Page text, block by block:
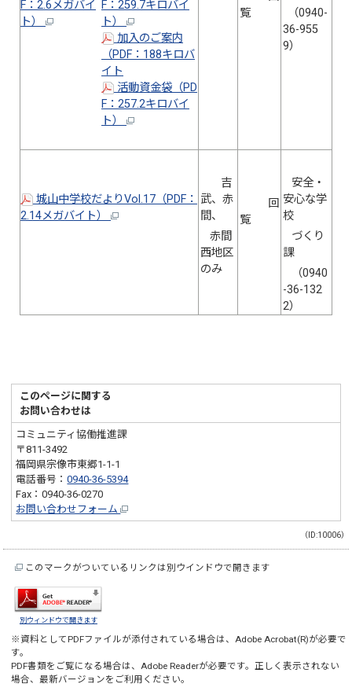
F：2.6メガバイ
ト）
F：259.7キロバイ
ト）
加入のご案内
（PDF：188キロバ
イト
活動資金袋（PD
F：257.2キロバイ
ト）
覧
（0940-
36-955
9）
城山中学校だよりVol.17（PDF：
2.14メガバイト）
吉
武、赤
間、
赤間
西地区
のみ
回
覧
安全・
安心な学
校
づくり
課
（0940
-36-132
2）
このページに関する
お問い合わせは
コミュニティ協働推進課
〒811-3492
福岡県宗像市東郷1-1-1
電話番号：0940-36-5394
Fax：0940-36-0270
お問い合わせフォーム
（ID:10006）
このマークがついているリンクは別ウインドウで開きます
別ウィンドウで開きます
※資料としてPDFファイルが添付されている場合は、 Adobe Acrobat(R)が必要で
す。
PDF書類をご覧になる場合は、 Adobe Readerが必要です。正しく表示されない
場合、最新バージョンをご利用ください。